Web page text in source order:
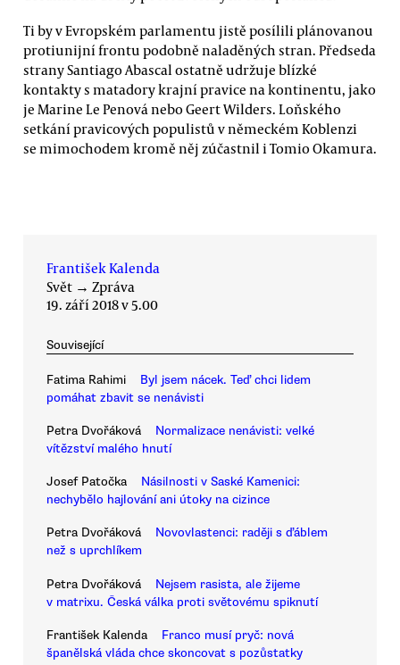
Ti by v Evropském parlamentu jistě posílili plánovanou
protiunijní frontu podobně naladěných stran. Předseda
strany Santiago Abascal ostatně udržuje blízké
kontakty s matadory krajní pravice na kontinentu, jako
je Marine Le Penová nebo Geert Wilders. Loňského
setkání pravicových populistů v německém Koblenzi
se mimochodem kromě něj zúčastnil i Tomio Okamura.
František Kalenda
Svět → Zpráva
19. září 2018 v 5.00
Související
Fatima Rahimi
Byl jsem nácek. Teď chci lidem
pomáhat zbavit se nenávisti
Petra Dvořáková
Normalizace nenávisti: velké
vítězství malého hnutí
Josef Patočka
Násilnosti v Saské Kamenici:
nechybělo hajlování ani útoky na cizince
Petra Dvořáková
Novovlastenci: raději s ďáblem
než s uprchlíkem
Petra Dvořáková
Nejsem rasista, ale žijeme
v matrixu. Česká válka proti světovému spiknutí
František Kalenda
Franco musí pryč: nová
španělská vláda chce skoncovat s pozůstatky